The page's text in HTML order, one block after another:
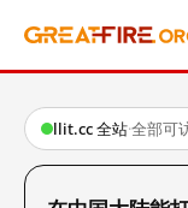
llit.cc 全站·全部可